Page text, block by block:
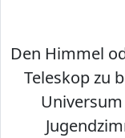
Den Himmel
Teleskop zu